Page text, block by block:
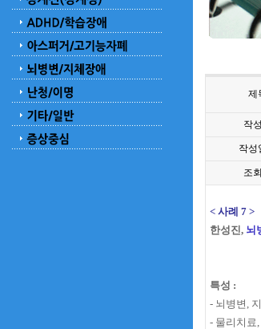
제
작
작성
조
< 사례 7 >
한성진, 뇌
특성 :
- 뇌병변,
- 물리치료